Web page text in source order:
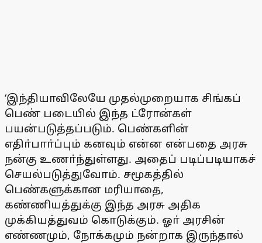
‘இந்தியாவிலேயே முதல்முறையாக சிங்கப்
பெண் படையில் இந்த ட்ரோன்கள்
பயன்படுத்தப்படும். பெண்களின்
எதிா்பாா்ப்பும் கனவும் என்ன என்பதை அரசு
நன்கு உணா்ந்துள்ளது. அதைப் படிப்படியாகச்
செயல்படுத்துவோம். சமூகத்தில்
பெண்களுக்கான மரியாதை,
கண்ணியத்துக்கு இந்த அரசு அதிக
முக்கியத்துவம் கொடுக்கும். ஓா் அரசின்
எண்ணமும், நோக்கமும் நன்றாக இருந்தால்